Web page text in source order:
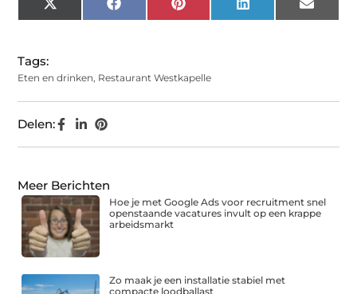
X
(Twitter)
Facebook Pinterest LinkedIn Email
Tags:
Eten en drinken, Restaurant Westkapelle
Delen:
Meer Berichten
Hoe je met Google Ads voor recruitment snel
openstaande vacatures invult op een krappe
arbeidsmarkt
Zo maak je een installatie stabiel met
compacte loodballast